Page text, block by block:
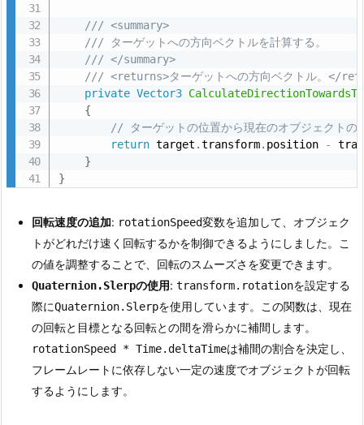
用
す
方
法
フ
ク
リ
ン
/// ターゲットへの方向ベクトルを計算する。
/// </summary>
/// <returns>ターゲットへの方向ベクトル。</
private
Vector3
{
return
target.transform.position -
rotationSpeed
transform.rotation
Quaternion.Slerp
/// <summary>
/// ターゲットへの方向ベクトルを計算する。
/// </summary>
/// <returns>ターゲットへの方向ベクトル。</
private Vector3
{
// ターゲットの位置から現在のオブジェクトの
return target .transform. position -
}
}
回転速度の追加: rotationSpeed変数を追加して、オブジェク
トがどれだけ速く回転するかを制御できるようにしました。こ
の値を調整することで、回転のスムーズさを変更できます。
Quaternion.Slerpの使用: transform.rotationを設定する
際にQuaternion.Slerpを使用しています。この関数は、現在
の回転と目標となる回転との間を滑らかに補間します。
rotationSpeed * Time.deltaTimeは補間の割合を決定し、
フレームレートに依存しない一定の速度でオブジェクトが回転
するようにします。